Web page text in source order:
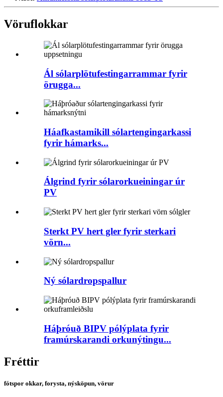
Vöruflokkar
Ál sólarplötufestingarrammar fyrir
örugga...
Háafkastamikill sólartengingarkassi
fyrir hámarks...
Álgrind fyrir sólarorkueiningar úr
PV
Sterkt PV hert gler fyrir sterkari
vörn...
Ný sólardropspallur
Háþróuð BIPV pólýplata fyrir
framúrskarandi orkunýtingu...
Fréttir
fótspor okkar, forysta, nýsköpun, vörur